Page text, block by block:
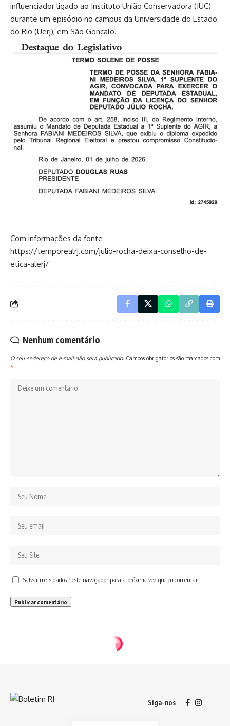
influenciador ligado ao Instituto União Conservadora (IUC)
durante um episódio no campus da Universidade do Estado
do Rio (Uerj), em São Gonçalo.
Com informações da fonte
https://temporealrj.com/julio-rocha-deixa-conselho-de-
etica-alerj/
Nenhum comentário
O seu endereço de e-mail não será publicado. Campos obrigatórios são marcados com
*
Salvar meus dados neste navegador para a próxima vez que eu comentar.
Siga-nos